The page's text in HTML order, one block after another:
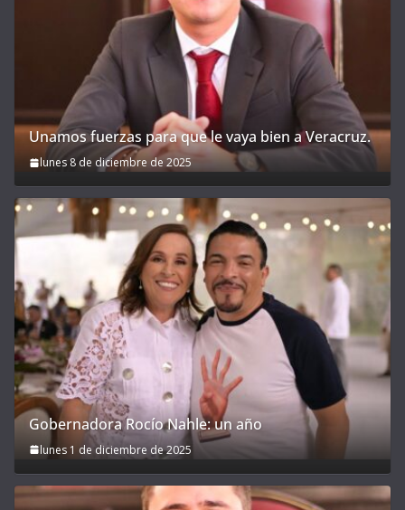
Unamos fuerzas para que le vaya bien a Veracruz.
lunes 8 de diciembre de 2025
Gobernadora Rocío Nahle: un año
lunes 1 de diciembre de 2025